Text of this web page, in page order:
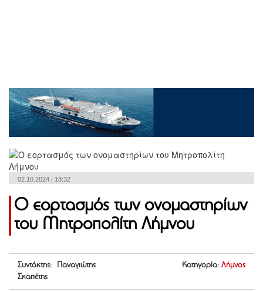
02.10.2024 | 18:32
Ο εορτασμός των ονομαστηρίων
του Μητροπολίτη Λήμνου
Συντάκτης: Παναγιώτης
Σκαπέτης
Κατηγορία: Λήμνος